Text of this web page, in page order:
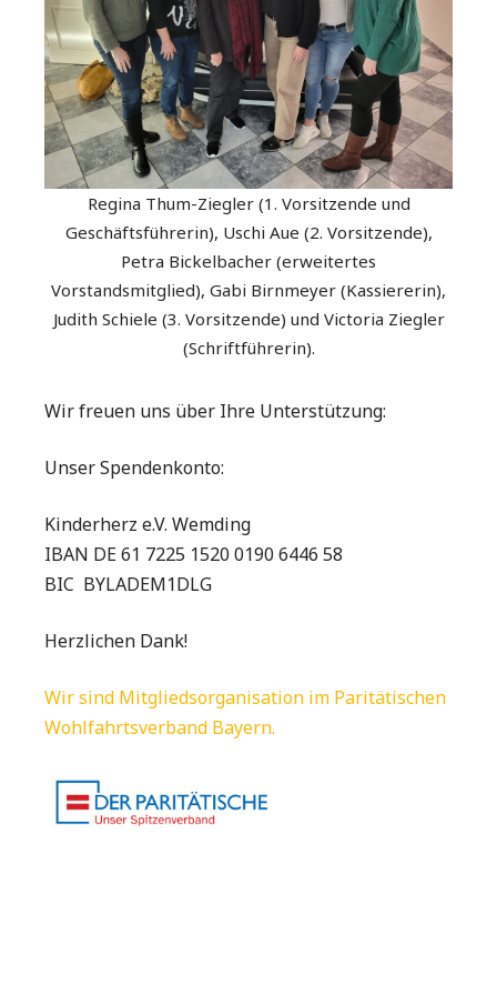
Regina Thum-Ziegler (1. Vorsitzende und
Geschäftsführerin), Uschi Aue (2. Vorsitzende),
Petra Bickelbacher (erweitertes
Vorstandsmitglied), Gabi Birnmeyer (Kassiererin),
Judith Schiele (3. Vorsitzende) und Victoria Ziegler
(Schriftführerin).
Wir freuen uns über Ihre Unterstützung:
Unser Spendenkonto:
Kinderherz e.V. Wemding
IBAN DE 61 7225 1520 0190 6446 58
BIC BYLADEM1DLG
Herzlichen Dank!
Wir sind Mitgliedsorganisation im Paritätischen
Wohlfahrtsverband Bayern.